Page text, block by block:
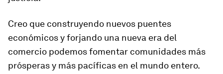
Creo que construyendo nuevos puentes
económicos y forjando una nueva era del
comercio podemos fomentar comunidades más
prósperas y más pacíficas en el mundo entero.